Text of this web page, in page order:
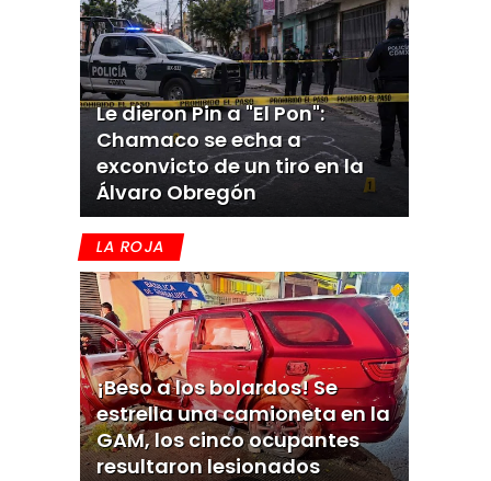
Le dieron Pin a "El Pon":
Chamaco se echa a
exconvicto de un tiro en la
Álvaro Obregón
LA ROJA
¡Beso a los bolardos! Se
estrella una camioneta en la
GAM, los cinco ocupantes
resultaron lesionados